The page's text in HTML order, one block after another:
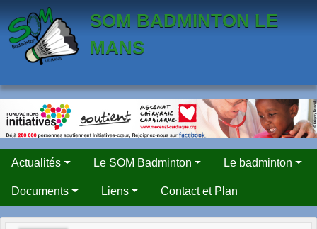
SOM BADMINTON LE
MANS
Actualités Le SOM Badminton Le badminton
Documents Liens Contact et Plan
Panneau de gestion des cookies